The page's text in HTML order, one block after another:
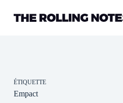
contenu
ÉTIQUETTE
Empact